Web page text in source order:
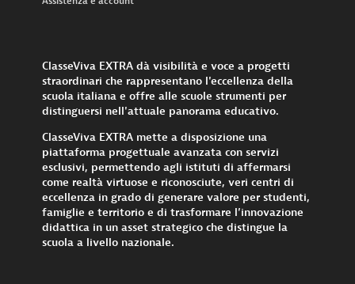
ClasseViva EXTRA dà visibilità e voce a progetti
straordinari che rappresentano l'eccellenza della
scuola italiana e offre alle scuole strumenti per
distinguersi nell'attuale panorama educativo.
ClasseViva EXTRA mette a disposizione una
piattaforma progettuale avanzata con servizi
esclusivi, permettendo agli istituti di affermarsi
come realtà virtuose e riconosciute, veri centri di
eccellenza in grado di generare valore per studenti,
famiglie e territorio e di trasformare l’innovazione
didattica in un asset strategico che distingue la
scuola a livello nazionale.